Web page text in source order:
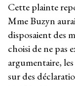
Cette plainte
Mme Buzyn
disposaient des
choisi de ne pas
argumentaire,
sur des